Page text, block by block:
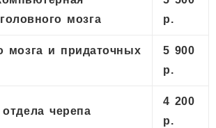
мозга
р.
мозга и придаточных
5 900
р.
черепа
4 200
р.